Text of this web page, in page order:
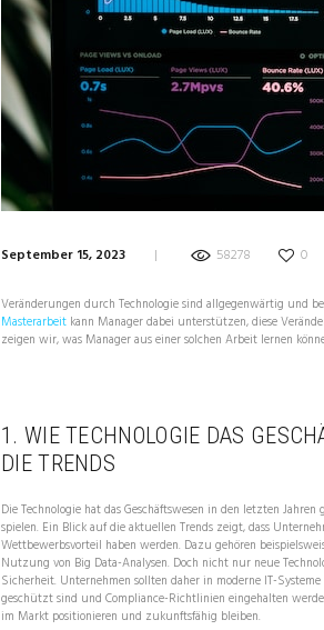
September 15, 2023 58278 0
Veränderungen durch Technologie sind allgegenwärtig und
Masterarbeit kann Manager dabei unterstützen, diese
zeigen wir, was Manager aus einer solchen Arbeit lernen
1. WIE TECHNOLOGIE DAS
DIE TRENDS
Die Technologie hat das Geschäftswesen in den letzten
spielen. Ein Blick auf die aktuellen Trends zeigt, dass
Wettbewerbsvorteil haben werden. Dazu gehören
Nutzung von Big Data-Analysen. Doch nicht nur neue
Sicherheit. Unternehmen sollten daher in moderne IT-
geschützt sind und Compliance-Richtlinien eingehalten
im Markt positionieren und zukunftsfähig bleiben.